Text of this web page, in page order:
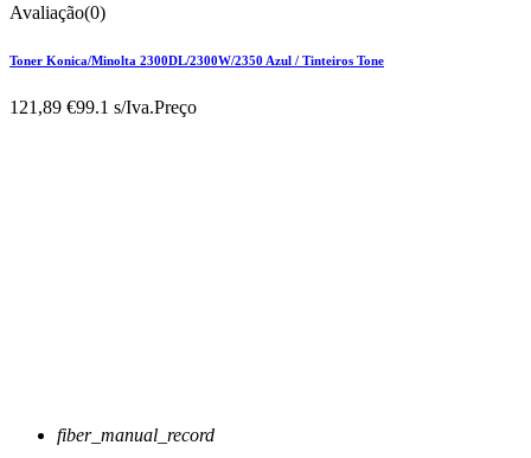
Avaliação(0)
Toner Konica/Minolta 2300DL/2300W/2350 Azul / Tinteiros Tone
121,89 €99.1 s/Iva.Preço
fiber_manual_record